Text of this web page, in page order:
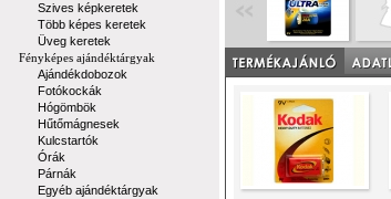
Szives képkeretek
Több képes keretek
Üveg keretek
Fényképes ajándéktárgyak
Ajándékdobozok
Fotókockák
Hógömbök
Hűtőmágnesek
Kulcstartók
Órák
Párnák
Egyéb ajándéktárgyak